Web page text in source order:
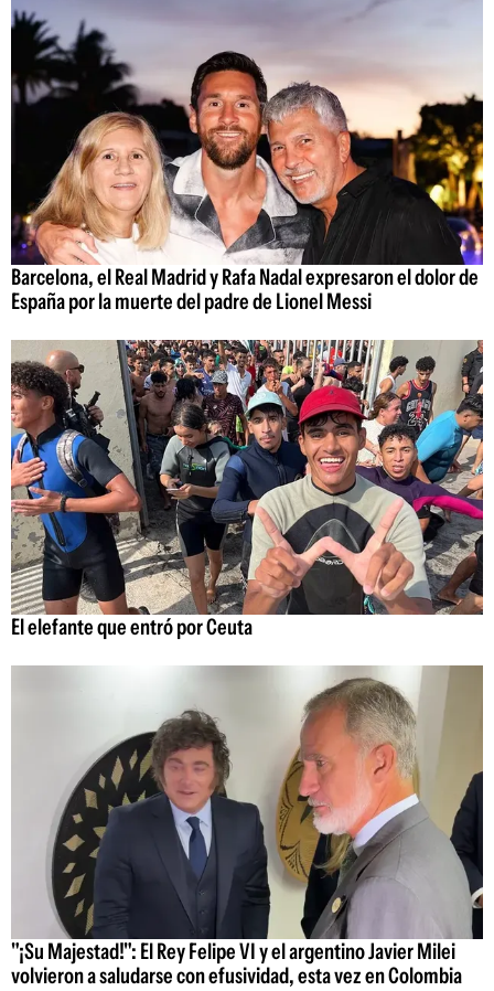
Barcelona, el Real Madrid y Rafa Nadal expresaron el dolor de
España por la muerte del padre de Lionel Messi
El elefante que entró por Ceuta
"¡Su Majestad!": El Rey Felipe VI y el argentino Javier Milei
volvieron a saludarse con efusividad, esta vez en Colombia